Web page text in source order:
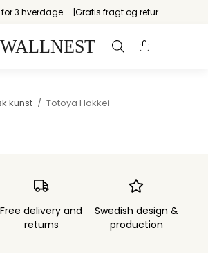
3 hverdage Gratis fragt og retur
kunst / Totoya Hokkei
Free delivery and
returns
Swedish design &
production